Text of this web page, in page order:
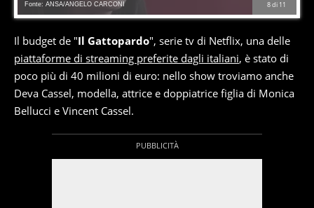
8di 11
Fonte: ANSA/ANGELO CARCONI
Il budget de "Il Gattopardo", serie tv di Netflix, una delle
piattaforme di streaming preferite dagli italiani, è stato di
poco più di 40 milioni di euro: nello show troviamo anche
Deva Cassel, modella, attrice e doppiatrice figlia di Monica
Bellucci e Vincent Cassel.